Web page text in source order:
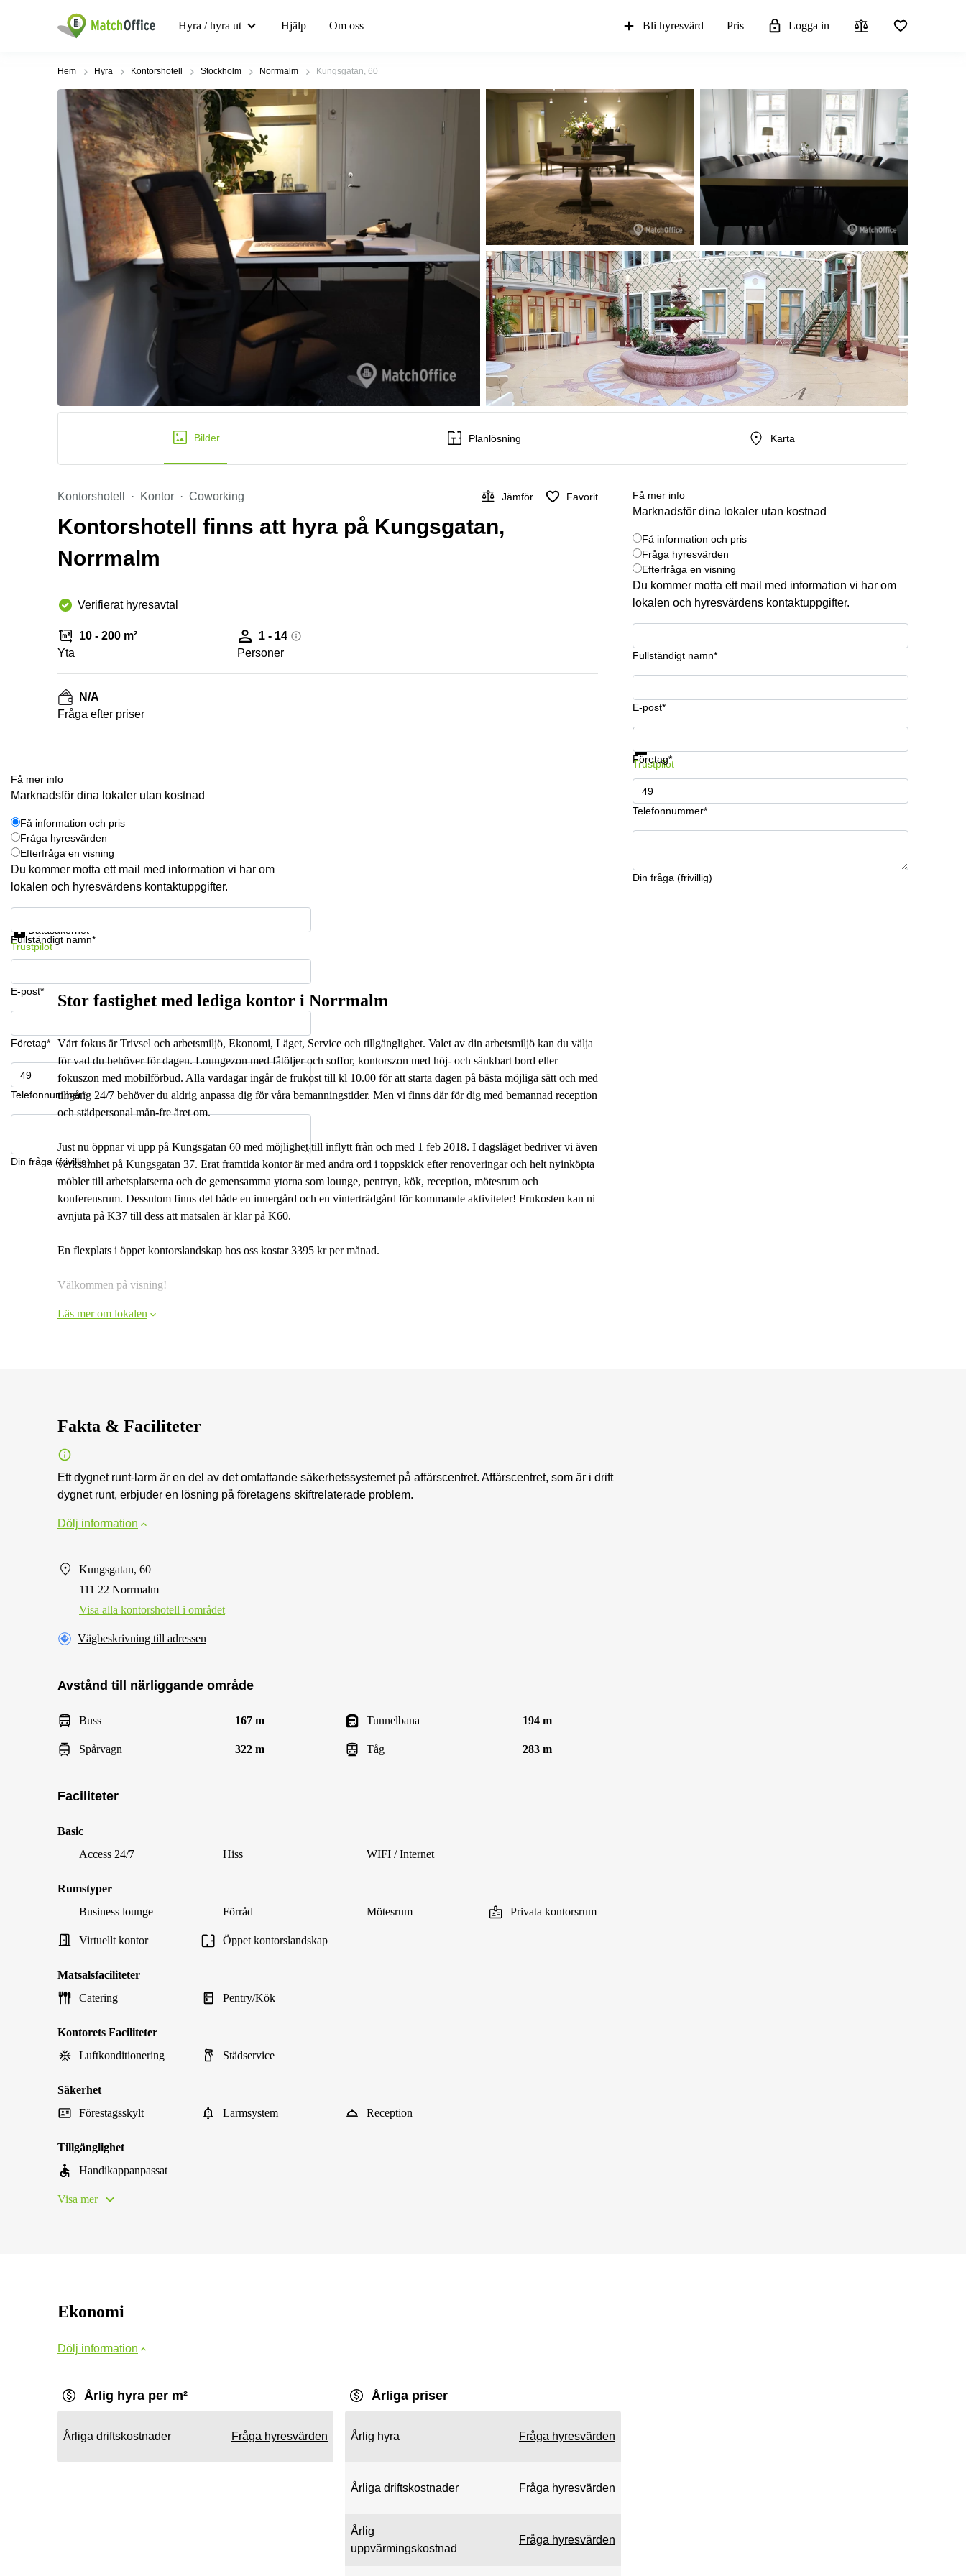
Hyra / hyra ut Hjälp Om oss Bli hyresvärd Pris Logga in
Hem Hyra Kontorshotell Stockholm Norrmalm Kungsgatan, 60
Bilder Planlösning Karta
Kontorshotell Kontor Coworking Jämför Favorit
Kontorshotell finns att hyra på Kungsgatan,
Norrmalm
Verifierat hyresavtal
10 - 200 m²
Yta
1 - 14
Personer
N/A
Fråga efter priser
Få mer info
Marknadsför dina lokaler utan kostnad
Få information och pris
Fråga hyresvärden
Efterfråga en visning
Du kommer motta ett mail med information vi har om
lokalen och hyresvärdens kontaktuppgifter.
Fullständigt namn*
E-post*
Företag*
Telefonnummer*
Din fråga (frivillig)
Få information och pris
Trustpilot
Få mer info
Marknadsför dina lokaler utan kostnad
Få information och pris
Fråga hyresvärden
Efterfråga en visning
Du kommer motta ett mail med information vi har om
lokalen och hyresvärdens kontaktuppgifter.
Fullständigt namn*
E-post*
Företag*
Telefonnummer*
Din fråga (frivillig)
Datasäkerhet
Trustpilot
Stor fastighet med lediga kontor i Norrmalm
Vårt fokus är Trivsel och arbetsmiljö, Ekonomi, Läget, Service och tillgänglighet. Valet av din arbetsmiljö kan du välja
för vad du behöver för dagen. Loungezon med fåtöljer och soffor, kontorszon med höj- och sänkbart bord eller
fokuszon med mobilförbud. Alla vardagar ingår de frukost till kl 10.00 för att starta dagen på bästa möjliga sätt och med
tillgång 24/7 behöver du aldrig anpassa dig för våra bemanningstider. Men vi finns där för dig med bemannad reception
och städpersonal mån-fre året om.
Just nu öppnar vi upp på Kungsgatan 60 med möjlighet till inflytt från och med 1 feb 2018. I dagsläget bedriver vi även
verksamhet på Kungsgatan 37. Erat framtida kontor är med andra ord i toppskick efter renoveringar och helt nyinköpta
möbler till arbetsplatserna och de gemensamma ytorna som lounge, pentryn, kök, reception, mötesrum och
konferensrum. Dessutom finns det både en innergård och en vinterträdgård för kommande aktiviteter! Frukosten kan ni
avnjuta på K37 till dess att matsalen är klar på K60.
En flexplats i öppet kontorslandskap hos oss kostar 3395 kr per månad.
Välkommen på visning!
Läs mer om lokalen
Fakta & Faciliteter
Ett dygnet runt-larm är en del av det omfattande säkerhetssystemet på affärscentret. Affärscentret, som är i drift
dygnet runt, erbjuder en lösning på företagens skiftrelaterade problem.
Dölj information
Kungsgatan, 60
111 22 Norrmalm
Visa alla kontorshotell i området
Vägbeskrivning till adressen
Avstånd till närliggande område
Buss 167 m Tunnelbana 194 m
Spårvagn 322 m Tåg 283 m
Faciliteter
Basic
Access 24/7
Hiss WIFI / Internet
Rumstyper
Business lounge
Förråd Mötesrum Privata kontorsrum
Virtuellt kontor Öppet kontorslandskap
Matsalsfaciliteter
Catering
Pentry/Kök
Kontorets Faciliteter
Luftkonditionering
Städservice
Säkerhet
Förestagsskylt
Larmsystem Reception
Tillgänglighet
Handikappanpassat
Visa mer
Ekonomi
Dölj information
Årlig hyra per m²
Årliga driftskostnader Fråga hyresvärden
Årliga priser
Årlig hyra Fråga hyresvärden
Årliga driftskostnader Fråga hyresvärden
Årlig
uppvärmingskostnad
Fråga hyresvärden